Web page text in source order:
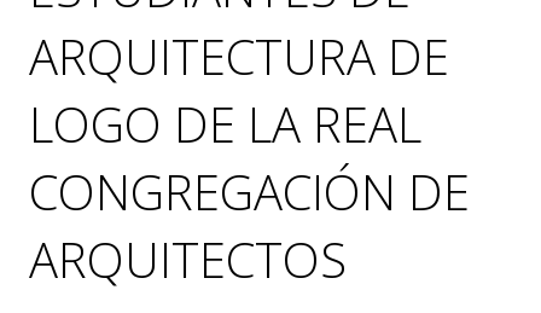
ARQUITECTURA DE
LOGO DE LA REAL
CONGREGACIÓN DE
ARQUITECTOS